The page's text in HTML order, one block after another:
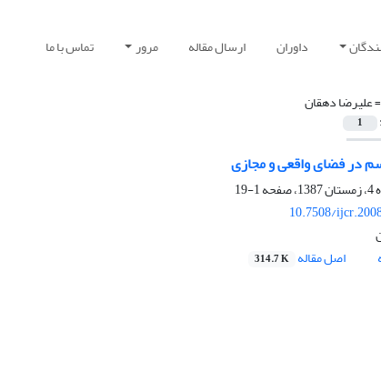
داوران ارسال مقاله مرور تماس با ما
علیرضا دهقان
1
در فضای واقعی و مجازی
1-19
10.7508/
اصل مقاله 314.7 K